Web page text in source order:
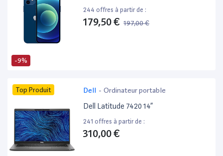
-9%
244 offres à partir de :
179,50 € 197,00 €
Top Produit Dell - Ordinateur portable
Dell Latitude 7420 14”
241 offres à partir de :
310,00 €